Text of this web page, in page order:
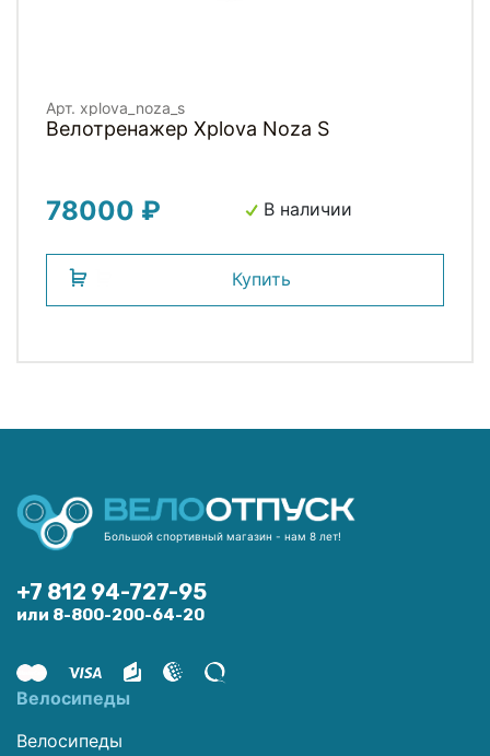
Арт. xplova_noza_s
Велотренажер Xplova Noza S
78000 ₽ В наличии
Купить
Большой спортивный магазин - нам 8 лет!
+7 812 94-727-95
или 8-800-200-64-20
Велосипеды
Велосипеды